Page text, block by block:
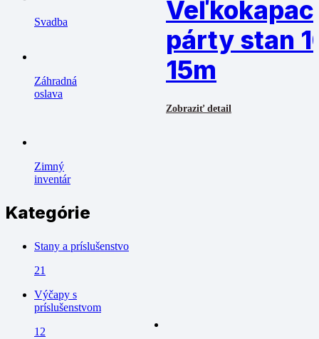
Svadba
Záhradná
oslava
Zimný
inventár
Kategórie
Stany a príslušenstvo
21
Výčapy s
príslušenstvom
12
párty stan
15m
Zobraziť detail